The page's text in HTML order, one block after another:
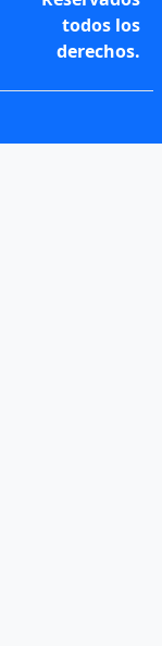
todos los
derechos.